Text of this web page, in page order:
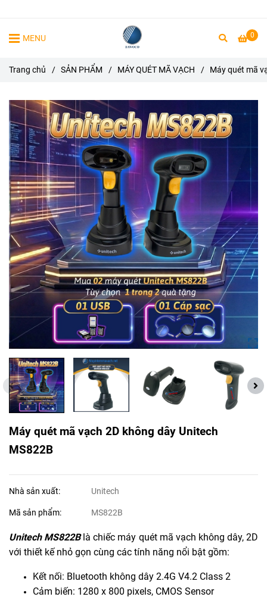
0
MENU
Trang chủ / SẢN PHẨM / MÁY QUÉT MÃ VẠCH / Máy quét mã
Máy quét mã vạch 2D không dây Unitech
MS822B
Nhà sản xuất: Unitech
Mã sản phẩm: MS822B
Unitech MS822Blà chiếc máy quét mã vạch không dây, 2D
với thiết kế nhỏ gọn cùng các tính năng nổi bật gồm:
Kết nối: Bluetooth không dây 2.4G V4.2 Class 2
Cảm biến: 1280 x 800 pixels, CMOS Sensor